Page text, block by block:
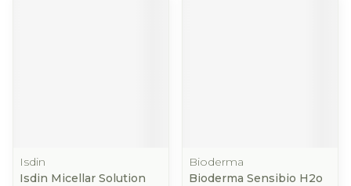
Isdin
Isdin Micellar Solution
Bioderma
Bioderma Sensibio H2o